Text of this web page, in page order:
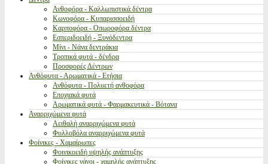
Ανθοφόρα - Καλλωπιστικά δέντρα
Κωνοφόρα - Κυπαρισσοειδή
Καρποφόρα - Οπωροφόρα δέντρα
Εσπεριδοειδή - Ξυνόδεντρα
Μίνι - Νάνα δεντράκια
Τροπικά φυτά - δένδρα
Προσφορές Δέντρων
Ανθόφυτα - Αρωματικά - Ετήσια
Ανθόφυτα - Πολυετή ανθοφόρα
Εποχιακά φυτά
Αρωματικά φυτά - Φαρμακευτικά - Βότανα
Αναρριχώμενα φυτά
Αειθαλή αναρριχώμενα φυτά
Φυλλοβόλα αναρριχώμενα φυτά
Φοίνικες - Χαμαίρωπες
Φοινικοειδή υψηλής ανάπτυξης
Φοίνικες νάνοι - χαμηλής ανάπτυξης